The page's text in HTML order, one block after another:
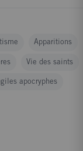
des violences
Apparitions
Vie des saints
apocryphes